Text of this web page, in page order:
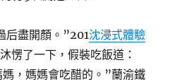
后盡開顏。”201沈浸式體驗
愣了一下，假裝吃飯道：
，媽媽會吃醋的。”蘭渝鐵